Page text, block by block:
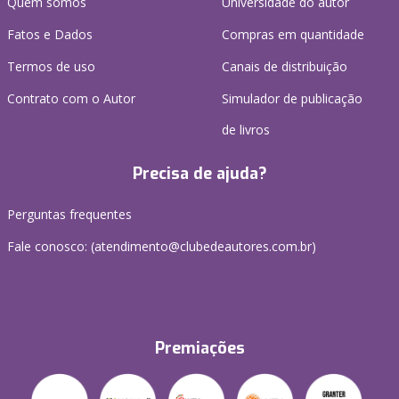
Fatos e Dados
Termos de uso
Contrato com o Autor
Compras em quantidade
Canais de distribuição
Simulador de publicação
de livros
Precisa de ajuda?
Perguntas frequentes
Fale conosco: (atendimento@clubedeautores.com.br)
Premiações